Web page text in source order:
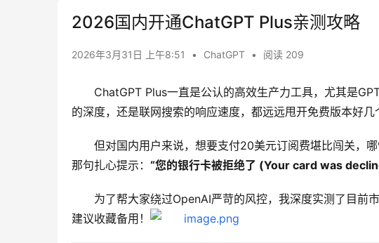
2026国内开通ChatGPT Plus亲测攻略
2026年3月31日 上午8:51 • ChatGPT • 阅读 209
ChatGPT Plus一直是公认的高效生产力工具，尤其是
的深度，还是联网搜索的响应速度，都远远甩开免费版本好几
但对国内用户来说，想要支付20美元订阅费堪比闯关，
那句扎心提示： “您的银行卡被拒绝了 (Your card was
为了帮大家绕过OpenAI严苛的风控，我深度实测了目前
建议收藏备用！